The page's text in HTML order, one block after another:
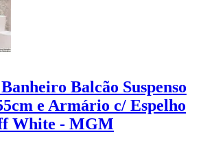
Balcão Suspenso
e Armário c/ Espelho
White - MGM